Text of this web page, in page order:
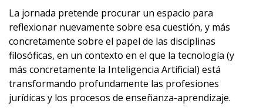
La jornada pretende procurar un espacio para
reflexionar nuevamente sobre esa cuestión, y más
concretamente sobre el papel de las disciplinas
filosóficas, en un contexto en el que la tecnología (y
más concretamente la Inteligencia Artificial) está
transformando profundamente las profesiones
jurídicas y los procesos de enseñanza-aprendizaje.